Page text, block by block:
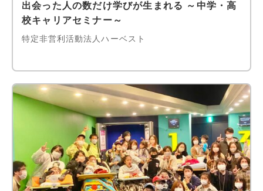
出会った人の数だけ学びが生まれる ～中学・高
校キャリアセミナー～
特定非営利活動法人ハーベスト